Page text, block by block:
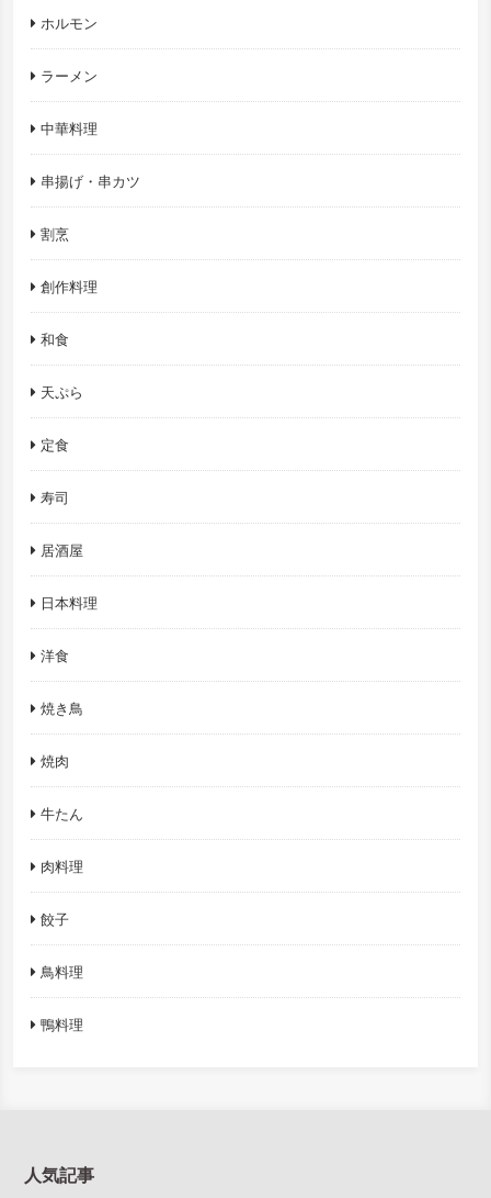
ホルモン
ラーメン
中華料理
串揚げ・串カツ
割烹
創作料理
和食
天ぷら
定食
寿司
居酒屋
日本料理
洋食
焼き鳥
焼肉
牛たん
肉料理
餃子
鳥料理
鴨料理
人気記事